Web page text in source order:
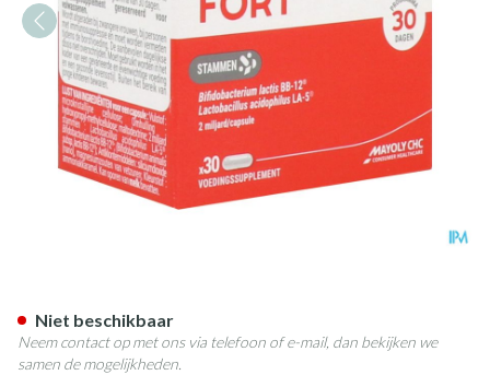
Niet beschikbaar
Neem contact op met ons via telefoon of e-mail, dan bekijken we
samen de mogelijkheden.